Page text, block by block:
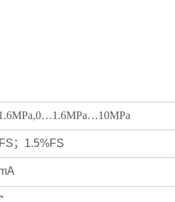
；1.5%FS